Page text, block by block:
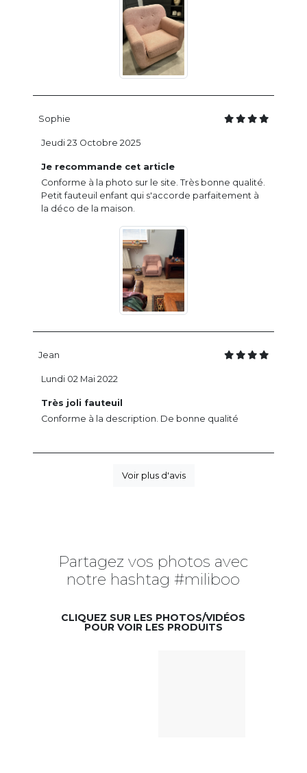
Sophie
Je recommande cet article
Conforme à la photo sur le site. Très bonne qualité.
Petit fauteuil enfant qui s'accorde parfaitement à
la déco de la maison.
Jeudi 23 Octobre 2025
Jean
Très joli fauteuil
Conforme à la description. De bonne qualité
Lundi 02 Mai 2022
Voir plus d'avis
Partagez vos photos avec
notre hashtag #miliboo
CLIQUEZ SUR LES PHOTOS/VIDÉOS
POUR VOIR LES PRODUITS